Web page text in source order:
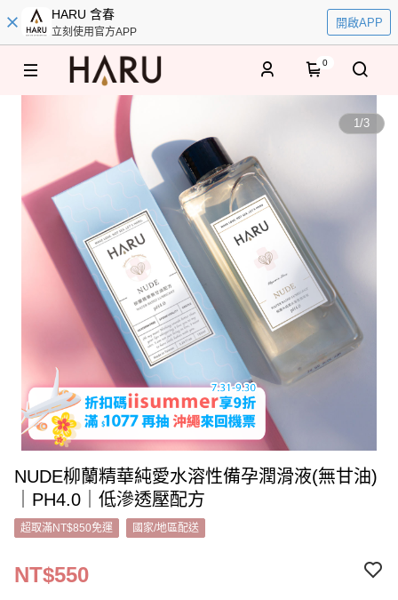
HARU 含春
立刻使用官方APP
開啟APP
0
1/3
NUDE柳蘭精華純愛水溶性備孕潤滑液(無甘油)
｜PH4.0｜低滲透壓配方
超取滿NT$850免運 國家/地區配送
NT$550